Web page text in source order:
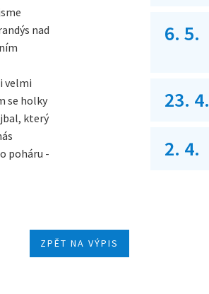
nad
velmi
se holky
který
poháru -
ZPĚT NA VÝPIS
6. 5.
23. 4.
2. 4.